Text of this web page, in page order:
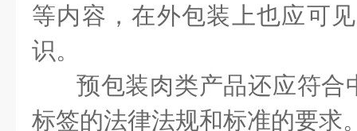
等内容，在外包装上也应可
识。
预包装肉类产品还应符合
标签的法律法规和标准的要求